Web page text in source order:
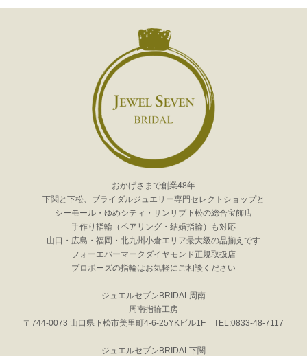
おかげさまで創業48年
下関と下松、ブライダルジュエリー専門セレクトショップと
シーモール・ゆめシティ・サンリブ下松の総合宝飾店
手作り指輪（ペアリング・結婚指輪）も対応
山口・広島・福岡・北九州小倉エリア最大級の品揃えです
フォーエバーマークダイヤモンド正規取扱店
プロポーズの指輪はお気軽にご相談ください
ジュエルセブンBRIDAL周南
周南指輪工房
〒744-0073 山口県下松市美里町4-6-25YKビル1F TEL:0833-48-7117
ジュエルセブンBRIDAL下関